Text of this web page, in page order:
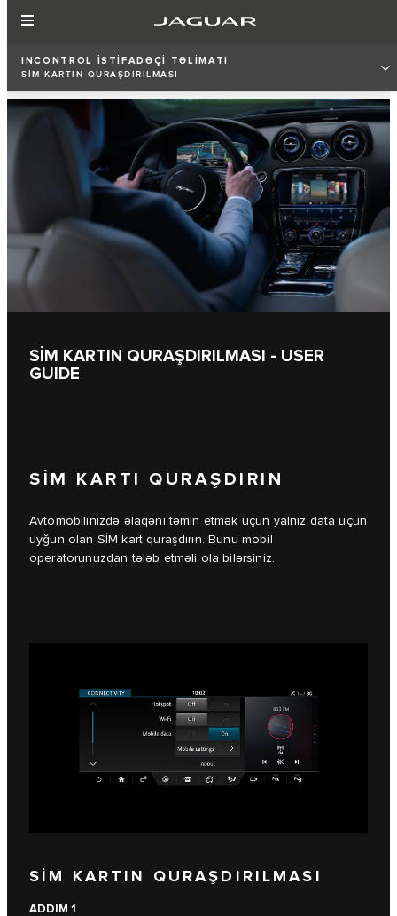
INCONTROL İSTİFADƏÇİ TƏLİMATI
SİM KARTIN QURAŞDIRILMASI
SİM KARTIN QURAŞDIRILMASI - USER
GUIDE
SİM KARTI QURAŞDIRIN
Avtomobilinizdə əlaqəni təmin etmək üçün yalnız data üçün
uyğun olan SİM kart quraşdırın. Bunu mobil
operatorunuzdan tələb etməli ola bilərsiniz.
SİM KARTIN QURAŞDIRILMASI
ADDIM 1